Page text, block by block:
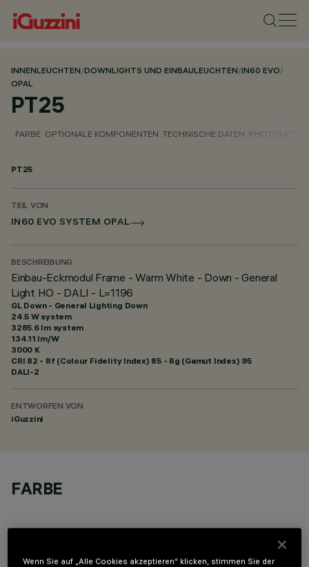
INNENLEUCHTEN/DOWNLIGHTS UND EINBAULEUCHTEN/IN60 EVO/
OPAL
PT25
FARBE OPTIONALE KOMPONENTEN TECHNISCHE DATEN
PT25
TEIL VON
IN60 EVO SYSTEM OPAL
BESCHREIBUNG
Einbau-Eckmodul Frame - Warm White - Down - General
Light HO - DALI - L=1196
GL Down - General Lighting Down
24.5 W system
3285.6 lm system
134.11 lm/W
3000 K
CRI 82 - Rf (Colour Fidelity Index) 85 - Rg (Gamut Index) 95
DALI-2
ENTWORFEN VON
iGuzzini
FARBE
Wenn Sie auf „Alle Cookies akzeptieren“ klicken, stimmen Sie der